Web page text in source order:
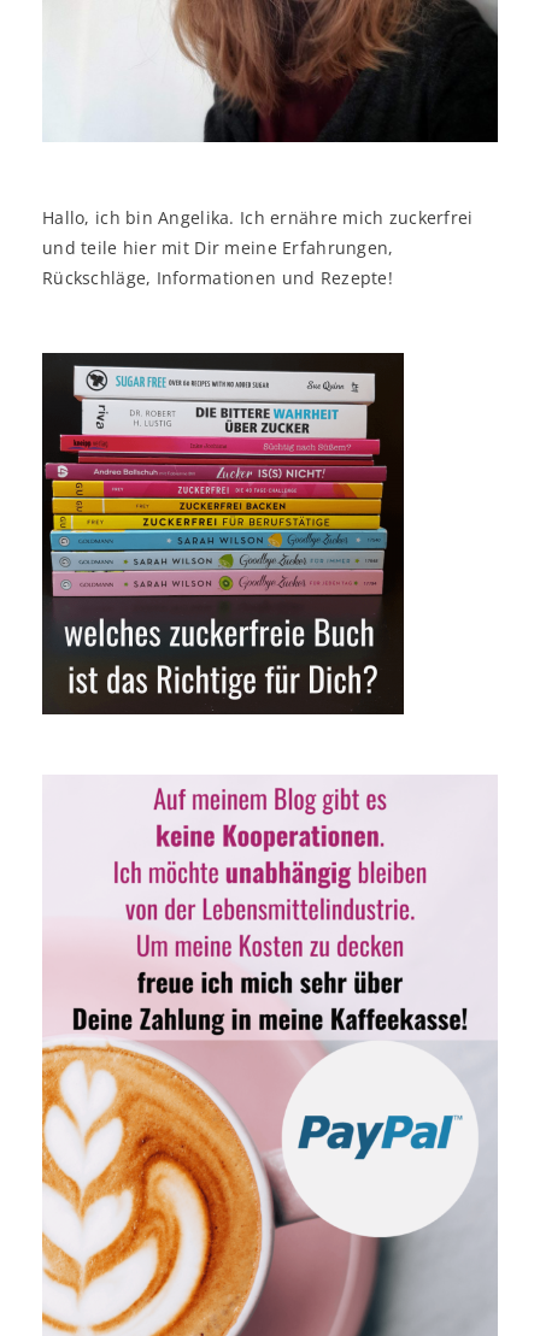
Hallo, ich bin Angelika. Ich ernähre mich zuckerfrei
und teile hier mit Dir meine Erfahrungen,
Rückschläge, Informationen und Rezepte!